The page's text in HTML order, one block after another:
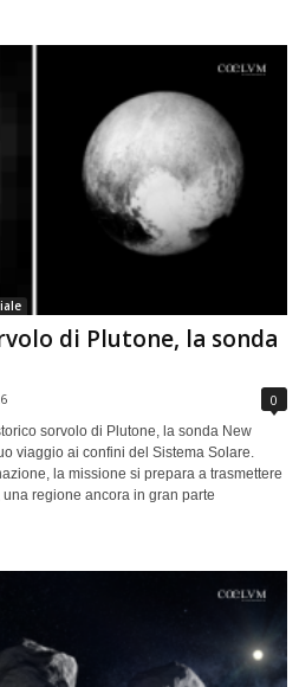
di Plutone, la sonda
0
sorvolo di Plutone, la sonda New
viaggio ai confini del Sistema Solare.
la missione si prepara a trasmettere
regione ancora in gran parte